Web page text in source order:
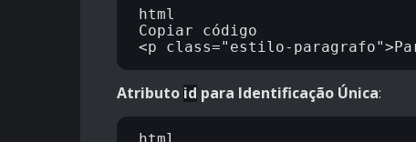
html
Copiar código
Atributo id para Identificação Única: